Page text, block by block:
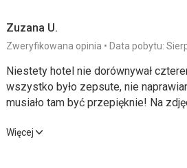
Zuzana U.
Zweryfikowana opinia Data pobytu:
Niestety hotel nie dorównywał
wszystko było zepsute, nie
musiało tam być przepięknie! Na
Niestety hotel nie dorównywał
Więcej